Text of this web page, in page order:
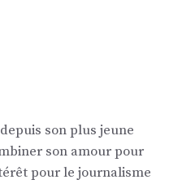
son plus jeune
son amour pour
pour le journalisme